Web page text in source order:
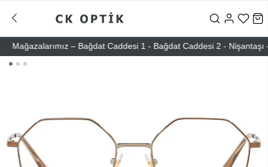
– Bağdat Caddesi 1 - Bağdat Caddesi 2 - Nişantaşı –